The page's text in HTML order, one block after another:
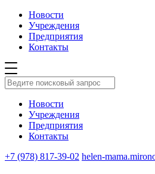
Новости
Учреждения
Предприятия
Контакты
Новости
Учреждения
Предприятия
Контакты
+7 (978) 817-39-02 helen-